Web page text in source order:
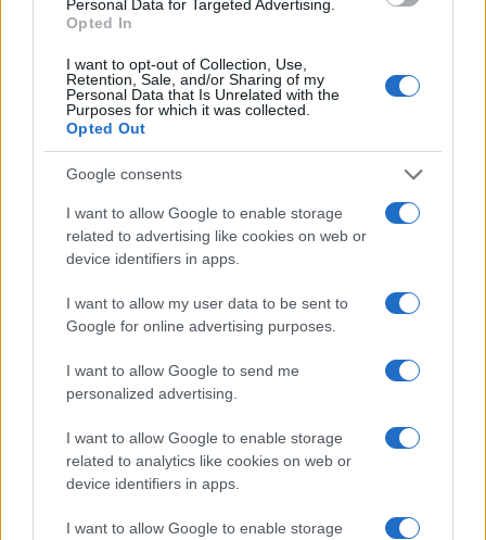
Personal Data for Targeted Advertising.
Opted In
I want to opt-out of Collection, Use,
Retention, Sale, and/or Sharing of my
Personal Data that Is Unrelated with the
Purposes for which it was collected.
Opted Out
Google consents
I want to allow Google to enable storage
related to advertising like cookies on web or
device identifiers in apps.
I want to allow my user data to be sent to
Google for online advertising purposes.
I want to allow Google to send me
personalized advertising.
I want to allow Google to enable storage
related to analytics like cookies on web or
device identifiers in apps.
I want to allow Google to enable storage
facebook
ARTICOLI CORRELATI
Multa da 10 milioni per Tik Tok, problema per la salute
pubblica. Vicino il declino del social
Le più belle frasi di Osho, oscurati gli account social